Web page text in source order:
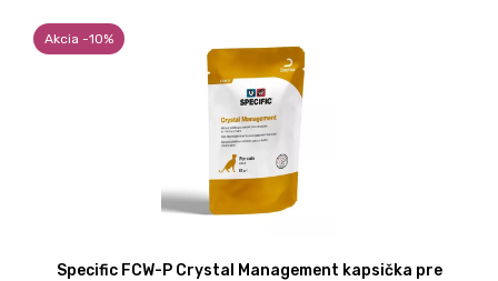
Akcia -10%
Specific FCW-P Crystal Management kapsička pre